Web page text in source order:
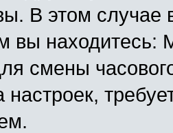
В этом
вы
смены
настроек,